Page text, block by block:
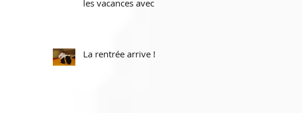
les vacances avec
La rentrée arrive !